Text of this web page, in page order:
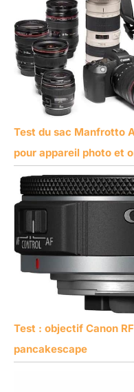
Test du sac Manfrotto
pour appareil photo et
Test : objectif Canon
pancakescape